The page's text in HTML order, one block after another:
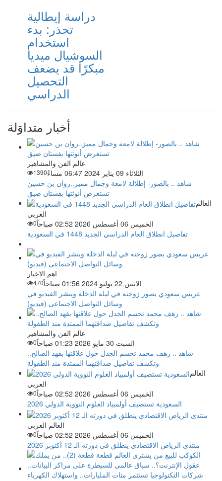
دراسة إيطالية
تحذر: بدء
استخدام
السوشيال ميديا
مبكرًا قد يضعف
التحصيل
الدراسي
أخبار متداوَلة
عالم الفن والمشاهير
الثلاثاء 09 يناير 2024 06:47 مساءً
1390
شاهد .. بالصور- إطلالة لامعة وجمال مميز..روان بن حسين
تستعرض أنوثتها بفستان ضيق
العالم
العربي
الخميس 06 أغسطس 2026 02:52 صباحاً
0
تفاصيل انطلاق العام الدراسي الجديد 1448 في السعودية
اهم الاخبار
الاثنين 22 يوليو 2024 01:56 صباحاً
470
عريس سعودي يصور زوجته في ليلة الدخلة وينشر الفيديو في
وسائل التواصل الاجتماعى (فيديو)
عالم الفن والمشاهير
السبت 30 مايو 2026 01:23 صباحاً
0
شاهد .. رهف محمد تحسم الجدل حول علاقتها بفهد الصالح..
وتكشف تفاصيل صداقتهما الممتدة منذ الطفولة
العالم
العربي
الخميس 06 أغسطس 2026 02:52 صباحاً
0
السعودية تستضيف أولمبياد العلوم النووية الدولي 2026
العالم العربي
الخميس 06 أغسطس 2026 02:52 صباحاً
0
منتدى الرياض الاقتصادي ينطلق في دورته الـ 12 أكتوبر 2026